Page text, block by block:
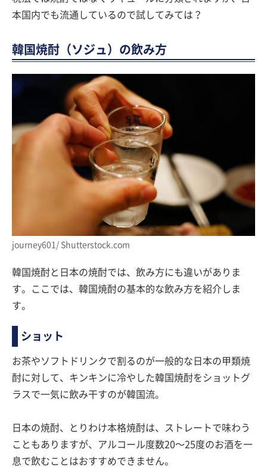
本国内でも流通しているので試してみては？
韓国焼酎（ソジュ）の飲み方
journey601/ Shutterstock.com
韓国焼酎と日本の焼酎では、飲み方にも違いがありま
す。ここでは、韓国焼酎の基本的な飲み方を紹介しま
す。
ショット
お茶やソフトドリンクで割るのが一般的な日本の甲類焼
酎に対して、キンキンに冷やした韓国焼酎をショットグ
ラスで一気に飲み干すのが韓国流。
日本の焼酎、とりわけ本格焼酎は、ストレートで味わう
こともありますが、アルコール度数20〜25度のお酒を一
息で飲むことはおすすめできません。